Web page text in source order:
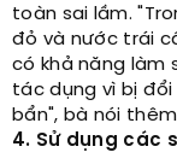
toàn sai lầm.
đỏ và nước trái
có khả năng làm
tác dụng vì bị
bẩn", bà nói
4. Sử dụng các